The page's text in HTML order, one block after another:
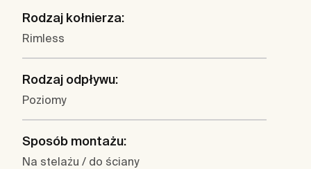
Rodzaj kołnierza:
Rimless
Rodzaj odpływu:
Poziomy
Sposób montażu:
Na stelażu / do ściany